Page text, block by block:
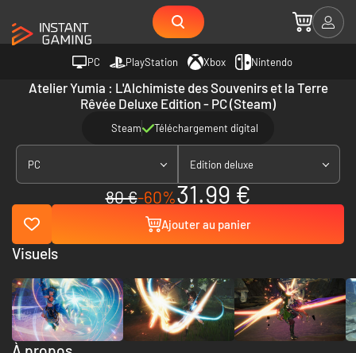
PC PlayStation Xbox Nintendo
Atelier Yumia : L'Alchimiste des Souvenirs et la Terre
Rêvée Deluxe Edition - PC (Steam)
Steam Téléchargement digital
PC Edition deluxe
80 €-60%31.99 €
Ajouter au panier
Visuels